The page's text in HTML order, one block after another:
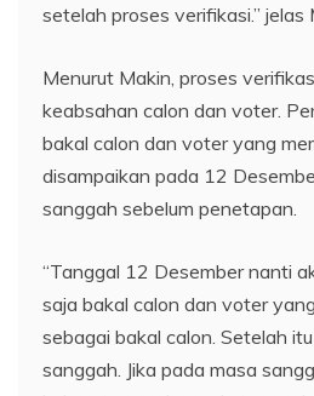
setelah proses verifikasi.” jelas
Menurut Makin, proses
keabsahan calon dan voter.
bakal calon dan voter yang
disampaikan pada 12
sanggah sebelum penetapan.
“Tanggal 12 Desember nanti
saja bakal calon dan voter
sebagai bakal calon. Setelah
sanggah. Jika pada masa